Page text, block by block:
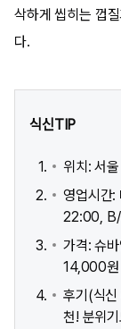
삭하게 씹히는 껍
다.
식신TIP
위치: 서
영업시간
22:00, B/
가격: 슈
14,000원
후기(식신
천! 분위